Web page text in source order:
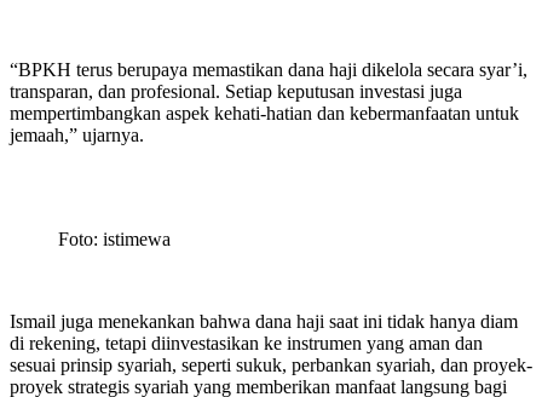
“BPKH terus berupaya memastikan dana haji dikelola secara syar’i,
transparan, dan profesional. Setiap keputusan investasi juga
mempertimbangkan aspek kehati-hatian dan kebermanfaatan untuk
jemaah,” ujarnya.
Foto: istimewa
Ismail juga menekankan bahwa dana haji saat ini tidak hanya diam
di rekening, tetapi diinvestasikan ke instrumen yang aman dan
sesuai prinsip syariah, seperti sukuk, perbankan syariah, dan proyek-
proyek strategis syariah yang memberikan manfaat langsung bagi